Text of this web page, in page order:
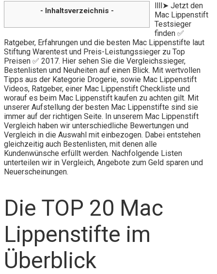
- Inhaltsverzeichnis -
llll➤ Jetzt den
Mac Lippenstift
Testsieger
finden ✅
Ratgeber, Erfahrungen und die besten Mac Lippenstifte laut
Stiftung Warentest und Preis-Leistungssieger zu Top
Preisen ✅ 2017. Hier sehen Sie die Vergleichssieger,
Bestenlisten und Neuheiten auf einen Blick. Mit wertvollen
Tipps aus der Kategorie Drogerie, sowie Mac Lippenstift
Videos, Ratgeber, einer Mac Lippenstift Checkliste und
worauf es beim Mac Lippenstift kaufen zu achten gilt. Mit
unserer Aufstellung der besten Mac Lippenstifte sind sie
immer auf der richtigen Seite. In unserem Mac Lippenstift
Vergleich haben wir unterschiedliche Bewertungen und
Vergleich in die Auswahl mit einbezogen. Dabei entstehen
gleichzeitig auch Bestenlisten, mit denen alle
Kundenwünsche erfüllt werden. Nachfolgende Listen
unterteilen wir in Vergleich, Angebote zum Geld sparen und
Neuerscheinungen.
Die TOP 20 Mac
Lippenstifte im
Überblick